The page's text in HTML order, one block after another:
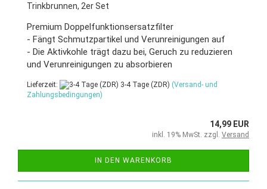
Trinkbrunnen, 2er Set
Premium Doppelfunktionsersatzfilter
- Fängt Schmutzpartikel und Verunreinigungen auf
- Die Aktivkohle trägt dazu bei, Geruch zu reduzieren
und Verunreinigungen zu absorbieren
Lieferzeit: 3-4 Tage (ZDR) (Versand- und
Zahlungsbedingungen)
14,99 EUR
inkl. 19% MwSt. zzgl. Versand
IN DEN WARENKORB